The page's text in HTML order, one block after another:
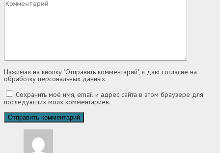
Нажимая на кнопку "Отправить комментарий", я даю согласие на
обработку персональных данных.
Сохранить моё имя, email и адрес сайта в этом браузере для
последующих моих комментариев.